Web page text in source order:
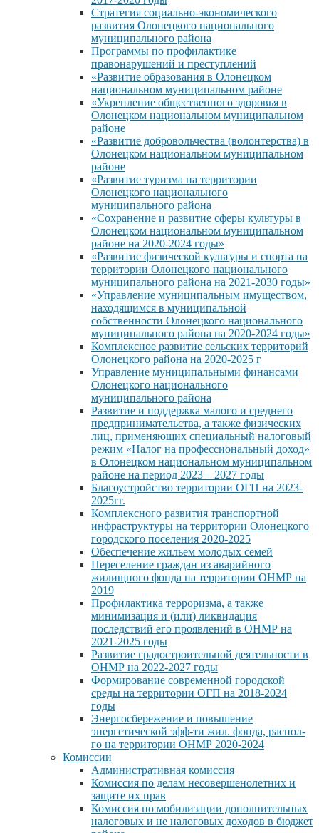
Стратегия социально-экономического
развития Олонецкого национального
муниципального района
Программы по профилактике
правонарушений и преступлений
«Развитие образования в Олонецком
национальном муниципальном районе
«Укрепление общественного здоровья в
Олонецком национальном муниципальном
районе
«Развитие добровольчества (волонтерства) в
Олонецком национальном муниципальном
районе
«Развитие туризма на территории
Олонецкого национального
муниципального района
«Сохранение и развитие сферы культуры в
Олонецком национальном муниципальном
районе на 2020-2024 годы»
«Развитие физической культуры и спорта на
территории Олонецкого национального
муниципального района на 2021-2030 годы»
«Управление муниципальным имуществом,
находящимся в муниципальной
собственности Олонецкого национального
муниципального района на 2020-2024 годы»
Комплексное развитие сельских территорий
Олонецкого района на 2020-2025 г
Управление муниципальными финансами
Олонецкого национального
муниципального района
Развитие и поддержка малого и среднего
предпринимательства, а также физических
лиц, применяющих специальный налоговый
режим «Налог на профессиональный доход»
в Олонецком национальном муниципальном
районе на период 2023 – 2027 годы
Благоустройство территории ОГП на 2023-
2025гг.
Комплексного развития транспортной
инфраструктуры на территории Олонецкого
городского поселения 2020-2025
Обеспечение жильем молодых семей
Переселение граждан из аварийного
жилищного фонда на территории ОНМР на
2019
Профилактика терроризма, а также
минимизация и (или) ликвидация
последствий его проявлений в ОНМР на
2021-2025 годы
Развитие градостроительной деятельности в
ОНМР на 2022-2027 годы
Формирование современной городской
среды на территории ОГП на 2018-2024
годы
Энергосбережение и повышение
энергетической эфф-ти жил. фонда, распол-
го на территории ОНМР 2020-2024
Комиссии
Административная комиссия
Комиссия по делам несовершенолетних и
защите их прав
Комиссия по мобилизации дополнительных
налоговых и не налоговых доходов в бюджет